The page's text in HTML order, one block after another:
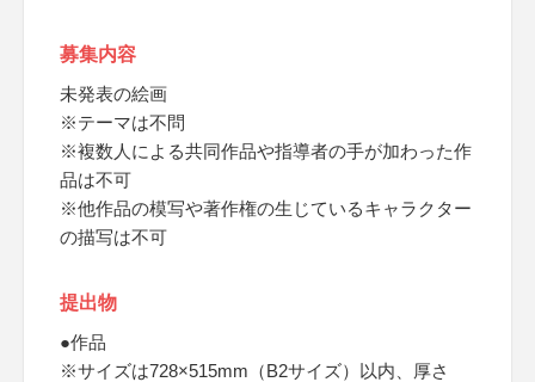
募集内容
未発表の絵画
※テーマは不問
※複数人による共同作品や指導者の手が加わった作
品は不可
※他作品の模写や著作権の生じているキャラクター
の描写は不可
提出物
●作品
※サイズは728×515mm（B2サイズ）以内、厚さ